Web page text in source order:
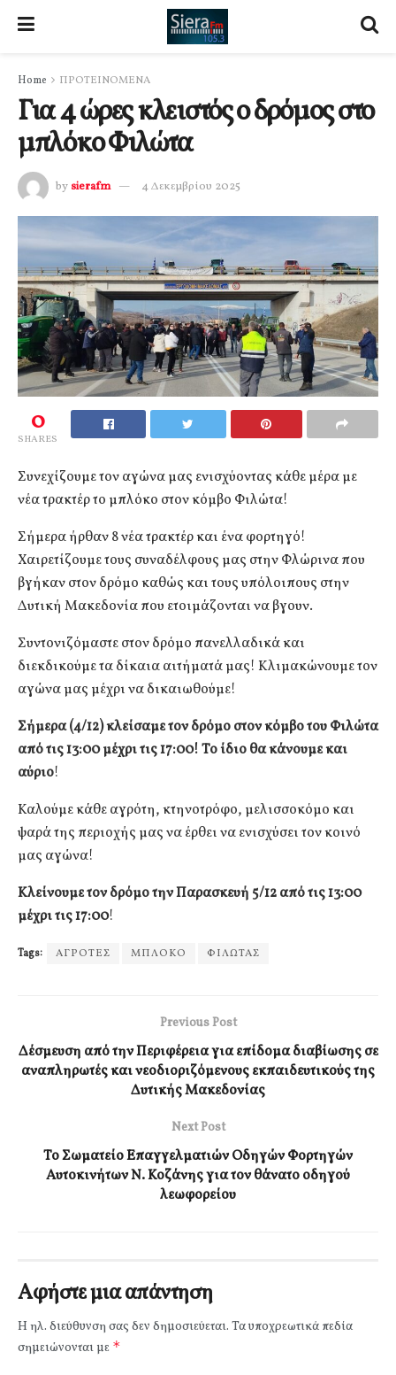
Home ΠΡΟΤΕΙΝΟΜΕΝΑ
Για 4 ώρες κλειστός ο δρόμος στο
μπλόκο Φιλώτα
by sierafm 4 Δεκεμβρίου 2025
0
SHARES
Συνεχίζουμε τον αγώνα μας ενισχύοντας κάθε μέρα με
νέα τρακτέρ το μπλόκο στον κόμβο Φιλώτα!
Σήμερα ήρθαν 8 νέα τρακτέρ και ένα φορτηγό!
Χαιρετίζουμε τους συναδέλφους μας στην Φλώρινα που
βγήκαν στον δρόμο καθώς και τους υπόλοιπους στην
Δυτική Μακεδονία που ετοιμάζονται να βγουν.
Συντονιζόμαστε στον δρόμο πανελλαδικά και
διεκδικούμε τα δίκαια αιτήματά μας! Κλιμακώνουμε τον
αγώνα μας μέχρι να δικαιωθούμε!
Σήμερα (4/12) κλείσαμε τον δρόμο στον κόμβο του Φιλώτα
από τις 13:00 μέχρι τις 17:00! Το ίδιο θα κάνουμε και
αύριο!
Καλούμε κάθε αγρότη, κτηνοτρόφο, μελισσοκόμο και
ψαρά της περιοχής μας να έρθει να ενισχύσει τον κοινό
μας αγώνα!
Κλείνουμε τον δρόμο την Παρασκευή 5/12 από τις 13:00
μέχρι τις 17:00!
Tags: ΑΓΡΟΤΕΣ ΜΠΛΟΚΟ ΦΙΛΩΤΑΣ
Previous Post
Δέσμευση από την Περιφέρεια για επίδομα διαβίωσης σε
αναπληρωτές και νεοδιοριζόμενους εκπαιδευτικούς της
Δυτικής Μακεδονίας
Next Post
Το Σωματείο Επαγγελματιών Οδηγών Φορτηγών
Αυτοκινήτων Ν. Κοζάνης για τον θάνατο οδηγού
λεωφορείου
Αφήστε μια απάντηση
Η ηλ. διεύθυνση σας δεν δημοσιεύεται. Τα υποχρεωτικά πεδία
σημειώνονται με *